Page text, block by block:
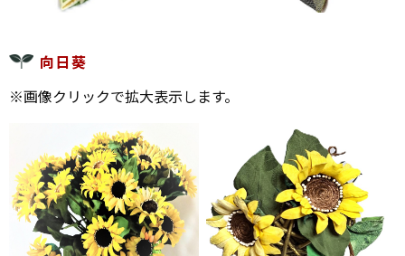
向日葵
※画像クリックで拡大表示します。